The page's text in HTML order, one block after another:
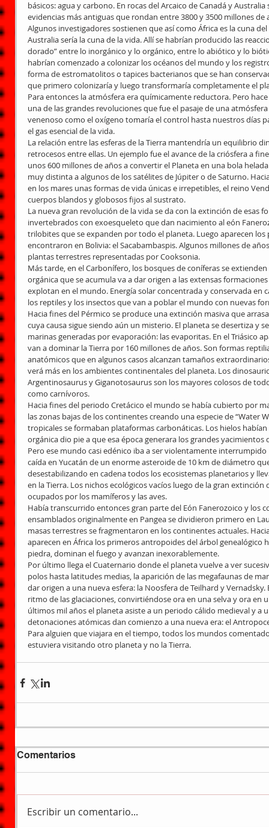
básicos: agua y carbono. En rocas del Arcaico de Canadá y
evidencias más antiguas que rondan entre 3800 y 3500 millones de
Algunos investigadores sostienen que así como África es la cuna
Australia sería la cuna de la vida. Allí se habrían producido las
dorado” entre lo inorgánico y lo orgánico, entre lo abiótico y lo
habrían comenzado a colonizar los océanos del mundo y los
forma de estromatolitos o tapices bacterianos que se han
que primero colonizaría y luego transformaría completamente el
Para entonces la atmósfera era químicamente reductora. Pero
una de las grandes revoluciones que fue el pasaje de una
venenoso como el oxígeno tomaría el control hasta nuestros días
el gas esencial de la vida.
La relación entre las esferas de la Tierra mantendría un equilibrio
retrocesos entre ellas. Un ejemplo fue el avance de la criósfera a
unos 600 millones de años a convertir el Planeta en una bola
muy distinta a algunos de los satélites de Júpiter o de Saturno.
en los mares unas formas de vida únicas e irrepetibles, el reino
cuerpos blandos y globosos fijos al sustrato.
La nueva gran revolución de la vida se da con la extinción de esas
invertebrados con exoesqueleto que dan nacimiento al eón
trilobites que se expanden por todo el planeta. Luego aparecen
encontraron en Bolivia: el Sacabambaspis. Algunos millones de
plantas terrestres representadas por Cooksonia.
Más tarde, en el Carbonífero, los bosques de coníferas se
orgánica que se acumula va a dar origen a las extensas
explotan en el mundo. Energía solar concentrada y conservada en
los reptiles y los insectos que van a poblar el mundo con nuevas
Hacia fines del Pérmico se produce una extinción masiva que
cuya causa sigue siendo aún un misterio. El planeta se desertiza y
marinas generadas por evaporación: las evaporitas. En el Triásico
van a dominar la Tierra por 160 millones de años. Son formas
anatómicos que en algunos casos alcanzan tamaños
verá más en los ambientes continentales del planeta. Los
Argentinosaurus y Giganotosaurus son los mayores colosos de
como carnívoros.
Hacia fines del periodo Cretácico el mundo se había cubierto por
las zonas bajas de los continentes creando una especie de “Water
tropicales se formaban plataformas carbonáticas. Los hielos
orgánica dio pie a que esa época generara los grandes
Pero ese mundo casi edénico iba a ser violentamente
caída en Yucatán de un enorme asteroide de 10 km de diámetro
desestabilizando en cadena todos los ecosistemas planetarios y
en la Tierra. Los nichos ecológicos vacíos luego de la gran
ocupados por los mamíferos y las aves.
Había transcurrido entonces gran parte del Eón Fanerozoico y los
ensamblados originalmente en Pangea se dividieron primero en
masas terrestres se fragmentaron en los continentes actuales.
aparecen en África los primeros antropoides del árbol genealógico
piedra, dominan el fuego y avanzan inexorablemente.
Por último llega el Cuaternario donde el planeta vuelve a ver
polos hasta latitudes medias, la aparición de las megafaunas de
dar origen a una nueva esfera: la Noosfera de Teilhard y
ritmo de las glaciaciones, convirtiéndose ora en una selva y ora en
últimos mil años el planeta asiste a un periodo cálido medieval y a
detonaciones atómicas dan comienzo a una nueva era: el
Para alguien que viajara en el tiempo, todos los mundos
estuviera visitando otro planeta y no la Tierra.
Comentarios
Escribir un comentario...